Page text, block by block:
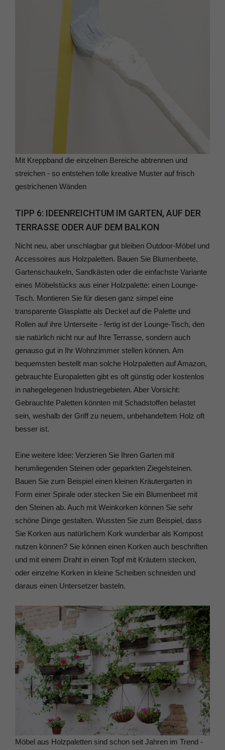
Mit Kreppband die einzelnen Bereiche abtrennen und
streichen - so entstehen tolle kreative Muster auf frisch
gestrichenen Wänden
TIPP 6: IDEENREICHTUM IM GARTEN, AUF DER
TERRASSE ODER AUF DEM BALKON
Nicht neu, aber unschlagbar gut bleiben Outdoor-Möbel und
Accessoires aus Holzpaletten. Bauen Sie Blumenbeete,
Gartenschaukeln, Sandkästen oder die einfachste Variante
eines Möbelstücks aus einer Holzpalette: einen Lounge-
Tisch. Montieren Sie für diesen ganz simpel eine
transparente Glasplatte als Deckel auf die Palette und
Rollen auf ihre Unterseite - fertig ist der Lounge-Tisch, den
sie natürlich nicht nur auf Ihre Terrasse, sondern auch
genauso gut in Ihr Wohnzimmer stellen können. Am
bequemsten bestellt man solche Holzpaletten auf Amazon,
gebrauchte Europaletten gibt es oft günstig oder kostenlos
in nahegelegenen Industriegebieten. Aber Vorsicht:
Gebrauchte Paletten könnten mit Schadstoffen belastet
sein, weshalb der Griff zu neuem, unbehandeltem Holz oft
besser ist.
Eine weitere Idee: Verzieren Sie Ihren Garten mit
herumliegenden Steinen oder geparkten Ziegelsteinen.
Bauen Sie zum Beispiel einen kleinen Kräutergarten in
Form einer Spirale oder stecken Sie ein Blumenbeet mit
den Steinen ab. Auch mit Weinkorken können Sie sehr
schöne Dinge gestalten. Wussten Sie zum Beispiel, dass
Sie Korken aus natürlichem Kork wunderbar als Kompost
nutzen können? Sie können einen Korken auch beschriften
und mit einem Draht in einen Topf mit Kräutern stecken,
oder einzelne Korken in kleine Scheiben schneiden und
daraus einen Untersetzer basteln.
Möbel aus Holzpaletten sind schon seit Jahren im Trend -